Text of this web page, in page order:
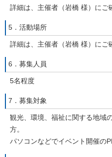
詳細は、主催者（岩橋 様）にご
5．活動場所
詳細は、主催者（岩橋 様）にご
6．募集人員
5名程度
7．募集対象
観光、環境、福祉に関する地域
方。
パソコンなどでイベント開催の